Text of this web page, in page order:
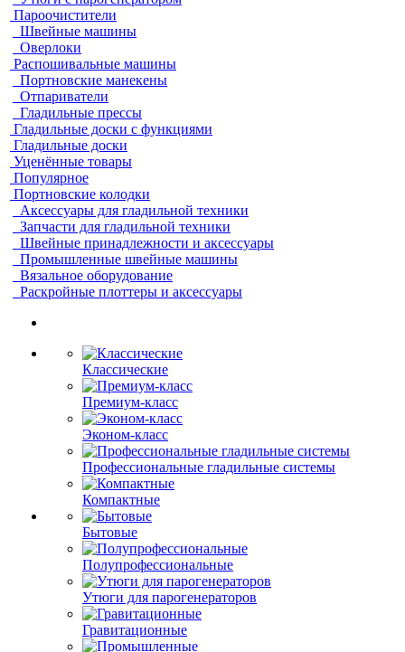
Пароочистители
Швейные машины
Оверлоки
Распошивальные машины
Портновские манекены
Отпариватели
Гладильные прессы
Гладильные доски с функциями
Гладильные доски
Уценённые товары
Популярное
Портновские колодки
Аксессуары для гладильной техники
Запчасти для гладильной техники
Швейные принадлежности и аксессуары
Промышленные швейные машины
Вязальное оборудование
Раскройные плоттеры и аксессуары
Классические
Премиум-класс
Эконом-класс
Профессиональные гладильные системы
Компактные
Бытовые
Полупрофессиональные
Утюги для парогенераторов
Гравитационные